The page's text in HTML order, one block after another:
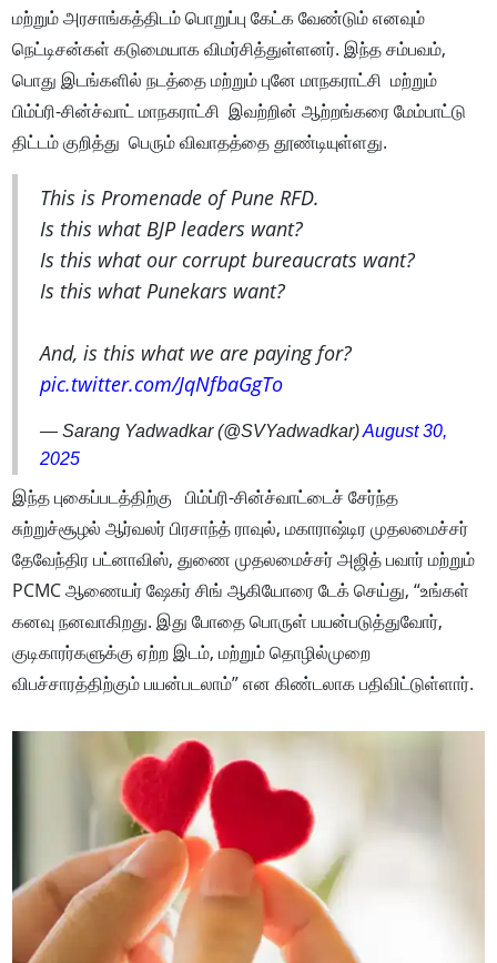
மற்றும் அரசாங்கத்திடம் பொறுப்பு கேட்க வேண்டும் எனவும்
நெட்டிசன்கள் கடுமையாக விமர்சித்துள்ளனர். இந்த சம்பவம்,
பொது இடங்களில் நடத்தை மற்றும் புனே மாநகராட்சி மற்றும்
பிம்ப்ரி-சின்ச்வாட் மாநகராட்சி இவற்றின் ஆற்றங்கரை மேம்பாட்டு
திட்டம் குறித்து பெரும் விவாதத்தை தூண்டியுள்ளது.
This is Promenade of Pune RFD.
Is this what BJP leaders want?
Is this what our corrupt bureaucrats want?
Is this what Punekars want?
And, is this what we are paying for?
pic.twitter.com/JqNfbaGgTo
— Sarang Yadwadkar (@SVYadwadkar)August 30,
2025
இந்த புகைப்படத்திற்கு பிம்ப்ரி-சின்ச்வாட்டைச் சேர்ந்த
சுற்றுச்சூழல் ஆர்வலர் பிரசாந்த் ராவுல், மகாராஷ்டிர முதலமைச்சர்
தேவேந்திர பட்னாவிஸ், துணை முதலமைச்சர் அஜித் பவார் மற்றும்
PCMC ஆணையர் ஷேகர் சிங் ஆகியோரை டேக் செய்து, “உங்கள்
கனவு நனவாகிறது. இது போதை பொருள் பயன்படுத்துவோர்,
குடிகாரர்களுக்கு ஏற்ற இடம், மற்றும் தொழில்முறை
விபச்சாரத்திற்கும் பயன்படலாம்” என கிண்டலாக பதிவிட்டுள்ளார்.